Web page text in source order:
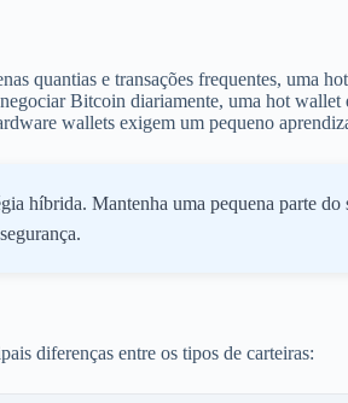
quantias e transações frequentes, uma
Bitcoin diariamente, uma hot
wallets exigem um pequeno
híbrida. Mantenha uma pequena parte
diferenças entre os tipos de carteiras: